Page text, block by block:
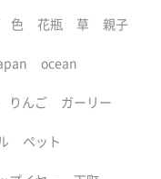
色 花瓶 草 親子
ocean
りんご ガーリー
ペット